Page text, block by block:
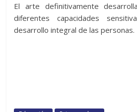
El arte definitivamente
diferentes capacidades
desarrollo integral de las personas.